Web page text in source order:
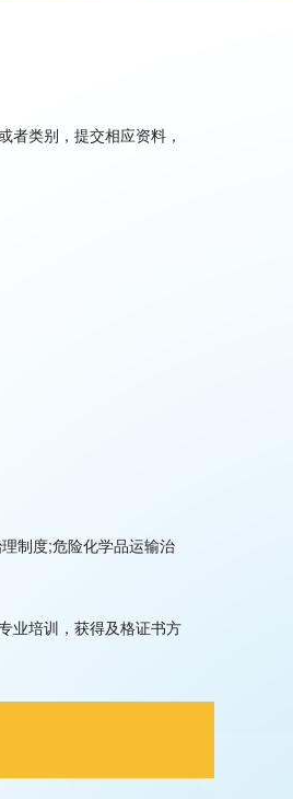
者类别，提交相应资料，
制度;危险化学品运输治
业培训，获得及格证书方